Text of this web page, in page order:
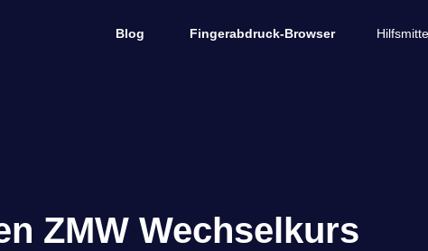
Blog Fingerabdruck-Browser
ZMW Wechselkurs